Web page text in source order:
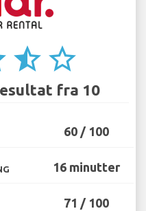
star_half star_border
fra 10
60 / 100
16 minutter
71 / 100